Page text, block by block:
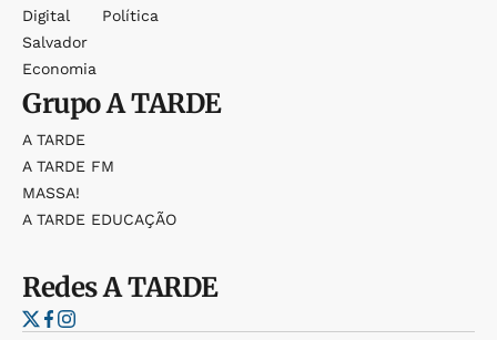
Digital
Salvador
Economia
Política
GrupoA TARDE
A TARDE
A TARDE FM
MASSA!
A TARDE EDUCAÇÃO
RedesA TARDE